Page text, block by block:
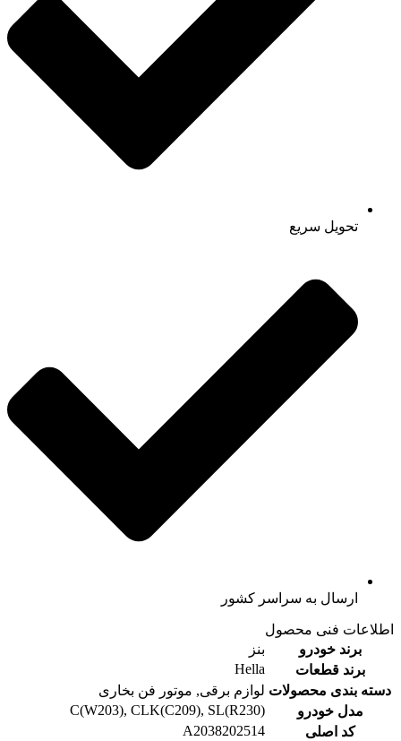
تحویل سریع
ارسال به سراسر کشور
اطلاعات فنی محصول
برند خودرو
بنز
برند قطعات
Hella
دسته بندی محصولات لوازم برقی, موتور فن بخاری
مدل خودرو
C(W203), CLK(C209), SL(R230)
کد اصلی
A2038202514